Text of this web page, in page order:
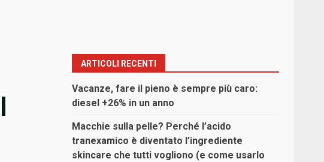
ARTICOLI RECENTI
Vacanze, fare il pieno è sempre più caro:
diesel +26% in un anno
Macchie sulla pelle? Perché l’acido
tranexamico è diventato l’ingrediente
skincare che tutti vogliono (e come usarlo